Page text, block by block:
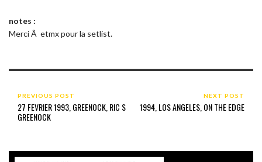
notes :
Merci Ã etmx pour la setlist.
PREVIOUS POST
27 FEVRIER 1993, GREENOCK, RIC S
GREENOCK
NEXT POST
1994, LOS ANGELES, ON THE EDGE